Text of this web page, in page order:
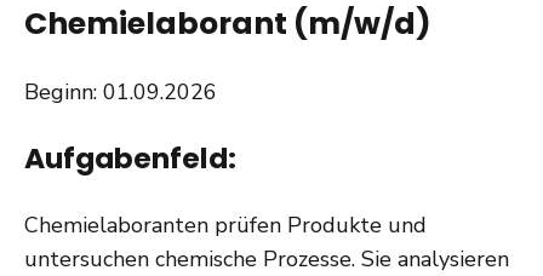
Chemielaborant (m/w/d)
Beginn: 01.09.2026
Aufgabenfeld:
Chemielaboranten prüfen Produkte und
untersuchen chemische Prozesse. Sie analysieren